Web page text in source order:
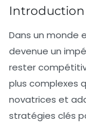
Introduction
Dans un monde
devenue un
rester
plus complexes
novatrices et
stratégies clés